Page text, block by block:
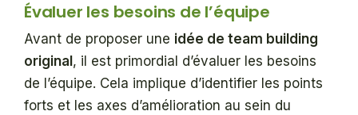
Évaluer les besoins de l’équipe
Avant de proposer une idée de team building
original , il est primordial d’évaluer les besoins
de l’équipe. Cela implique d’identifier les points
forts et les axes d’amélioration au sein du